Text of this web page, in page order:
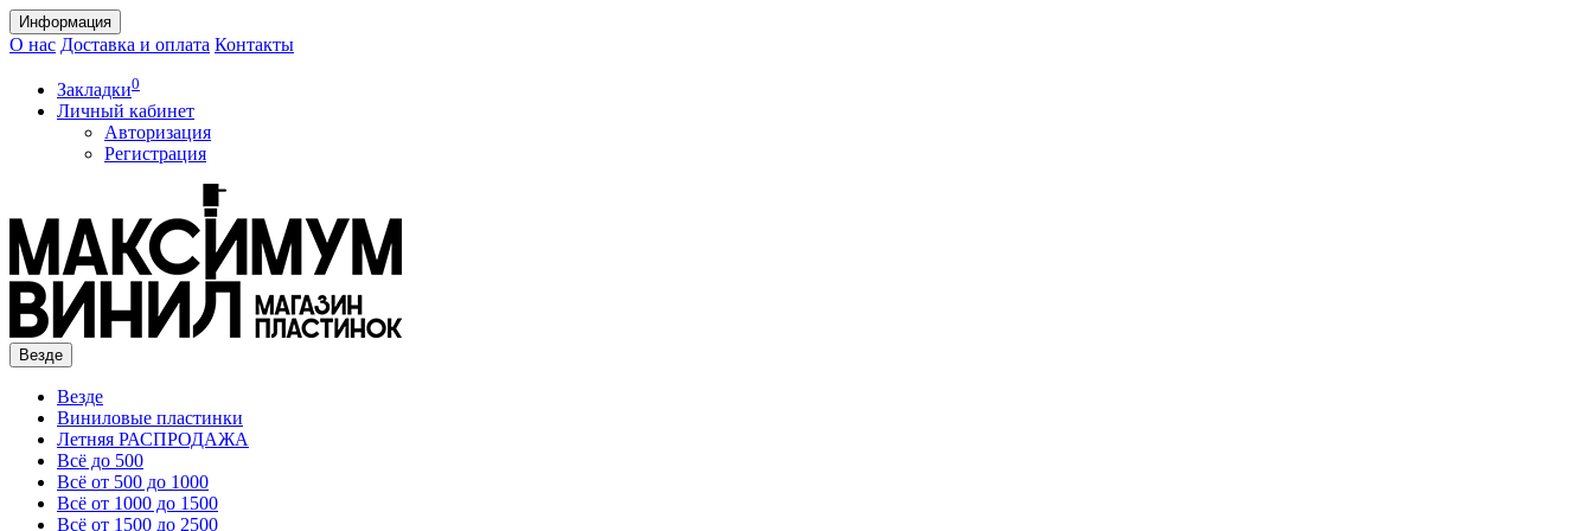
Информация
О нас Доставка и оплата Контакты
Закладки0
Личный кабинет
Авторизация
Регистрация
Везде
Везде
Виниловые пластинки
Летняя РАСПРОДАЖА
Всё до 500
Всё от 500 до 1000
Всё от 1000 до 1500
Всё от 1500 до 2500